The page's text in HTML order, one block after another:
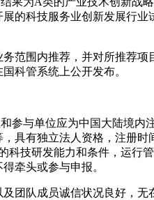
的科技服务业创新发展行业
范围内推荐，并对所推荐项
科管系统上公开发布。
参与单位应为中国大陆境内
具有独立法人资格，注册时
科技研发能力和条件，运行
牵头或参与申报。
团队成员诚信状况良好，无